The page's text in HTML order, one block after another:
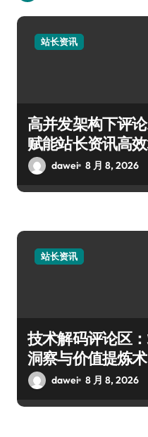
站长资讯
高并发架构下评
赋能站长资讯高
dawei 8 月 8, 2026
站长资讯
技术解码评论区
洞察与价值提炼术
dawei 8 月 8, 2026